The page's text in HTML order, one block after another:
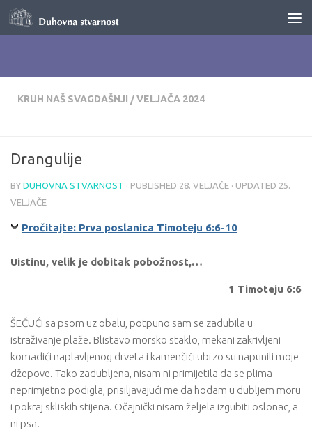
Skip to content
KRUH NAŠ SVAGDAŠNJI /VELJAČA 2024
Drangulije
BY DUHOVNA STVARNOST · PUBLISHED 28. VELJAČE · UPDATED 25.
VELJAČE
Pročitajte: Prva poslanica Timoteju 6:6-10
Uistinu, velik je dobitak pobožnost,…
1 Timoteju 6:6
ŠEĆUĆI sa psom uz obalu, potpuno sam se zadubila u
istraživanje plaže. Blistavo morsko staklo, mekani zakrivljeni
komadići naplavljenog drveta i kamenčići ubrzo su napunili moje
džepove. Tako zadubljena, nisam ni primijetila da se plima
neprimjetno podigla, prisiljavajući me da hodam u dubljem moru
i pokraj skliskih stijena. Očajnički nisam željela izgubiti oslonac, a
ni psa.